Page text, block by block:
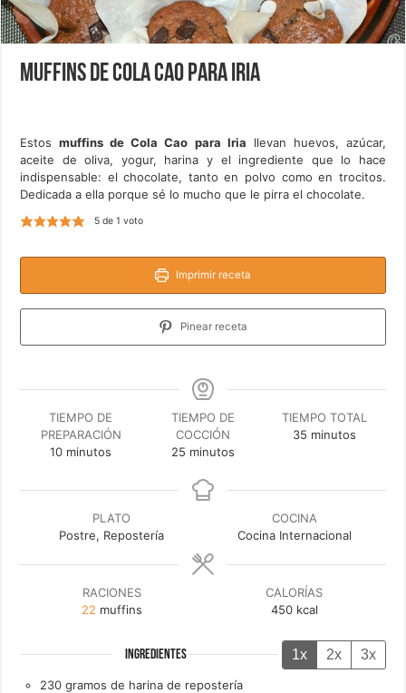
Muffins de Cola Cao para Iria
Estosmuffins de Cola Cao para Iria llevan huevos, azúcar,
aceite de oliva, yogur, harina y el ingrediente que lo hace
indispensable: el chocolate, tanto en polvo como en trocitos.
Dedicada a ella porque sé lo mucho que le pirra el chocolate.
5de 1 voto
Imprimir receta
Pinear receta
TIEMPO DE
PREPARACIÓN
10minutos
minutos
TIEMPO DE
COCCIÓN
25minutos
minutos
TIEMPO TOTAL
35 minutos
minutos
PLATO
Postre, Repostería
COCINA
Cocina Internacional
RACIONES
22 muffins
CALORÍAS
450 kcal
INGREDIENTES 1x 2x 3x
230 gramos de harina de repostería